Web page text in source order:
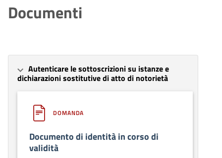
Documenti
Autenticare le sottoscrizioni su istanze e
dichiarazioni sostitutive di atto di notorietà
DOMANDA
Documento di identità in corso di
validità